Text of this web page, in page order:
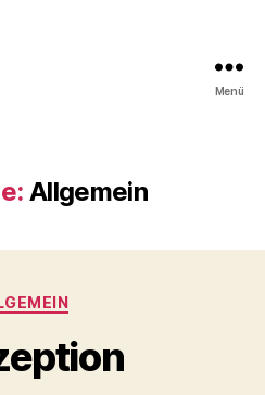
Menü
Allgemein
Kategorien